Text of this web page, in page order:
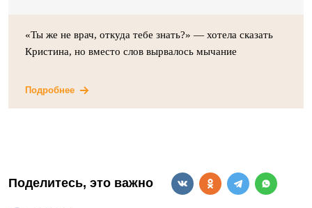
«Ты же не врач, откуда тебе знать?» — хотела сказать
Кристина, но вместо слов вырвалось мычание
Подробнее
Поделитесь, это важно